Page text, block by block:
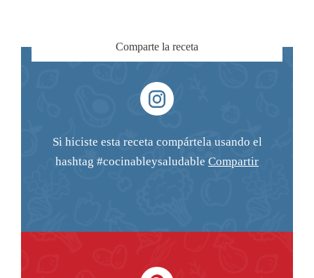
Comparte la receta
Si hiciste esta receta compártela usando el
hashtag #cocinableysaludable Compartir